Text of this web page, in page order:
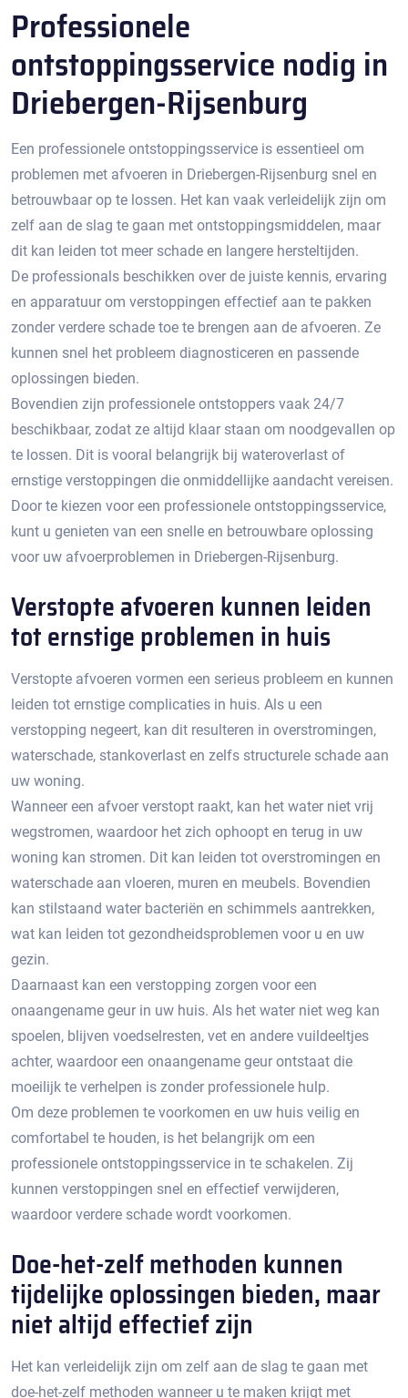
Professionele
ontstoppingsservice nodig in
Driebergen-Rijsenburg
Een professionele ontstoppingsservice is essentieel om
problemen met afvoeren in Driebergen-Rijsenburg snel en
betrouwbaar op te lossen.​ Het kan vaak verleidelijk zijn om
zelf aan de slag te gaan met ontstoppingsmiddelen, maar
dit kan leiden tot meer schade en langere hersteltijden.​
De professionals beschikken over de juiste kennis, ervaring
en apparatuur om verstoppingen effectief aan te pakken
zonder verdere schade toe te brengen aan de afvoeren.​ Ze
kunnen snel het probleem diagnosticeren en passende
oplossingen bieden.
Bovendien zijn professionele ontstoppers vaak 24/7
beschikbaar, zodat ze altijd klaar staan om noodgevallen op
te lossen.​ Dit is vooral belangrijk bij wateroverlast of
ernstige verstoppingen die onmiddellijke aandacht vereisen.​
Door te kiezen voor een professionele ontstoppingsservice,
kunt u genieten van een snelle en betrouwbare oplossing
voor uw afvoerproblemen in Driebergen-Rijsenburg.​
Verstopte afvoeren kunnen leiden
tot ernstige problemen in huis
Verstopte afvoeren vormen een serieus probleem en kunnen
leiden tot ernstige complicaties in huis.​ Als u een
verstopping negeert, kan dit resulteren in overstromingen,
waterschade, stankoverlast en zelfs structurele schade aan
uw woning.​
Wanneer een afvoer verstopt raakt, kan het water niet vrij
wegstromen, waardoor het zich ophoopt en terug in uw
woning kan stromen.​ Dit kan leiden tot overstromingen en
waterschade aan vloeren, muren en meubels.​ Bovendien
kan stilstaand water bacteriën en schimmels aantrekken,
wat kan leiden tot gezondheidsproblemen voor u en uw
gezin.​
Daarnaast kan een verstopping zorgen voor een
onaangename geur in uw huis.​ Als het water niet weg kan
spoelen, blijven voedselresten, vet en andere vuildeeltjes
achter, waardoor een onaangename geur ontstaat die
moeilijk te verhelpen is zonder professionele hulp.​
Om deze problemen te voorkomen en uw huis veilig en
comfortabel te houden, is het belangrijk om een
professionele ontstoppingsservice in te schakelen.​ Zij
kunnen verstoppingen snel en effectief verwijderen,
waardoor verdere schade wordt voorkomen.
Doe-het-zelf methoden kunnen
tijdelijke oplossingen bieden, maar
niet altijd effectief zijn
Het kan verleidelijk zijn om zelf aan de slag te gaan met
doe-het-zelf methoden wanneer u te maken krijgt met